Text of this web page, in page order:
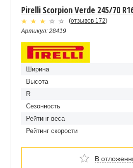
Pirelli Scorpion Verde 245/70
(отзывов 172)
Артикул: 28419
Ширина
Высота
R
Сезонность
Рейтинг веса
Рейтинг скорости
В